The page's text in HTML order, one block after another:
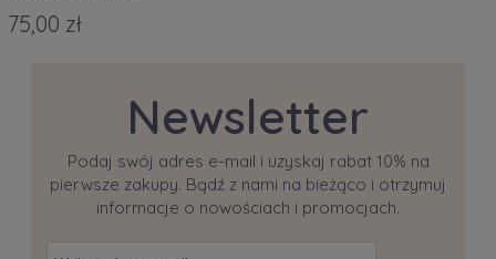
75,00 zł
Newsletter
Podaj swój adres e-mail i uzyskaj rabat 10% na
pierwsze zakupy. Bądź z nami na bieżąco i otrzymuj
informacje o nowościach i promocjach.